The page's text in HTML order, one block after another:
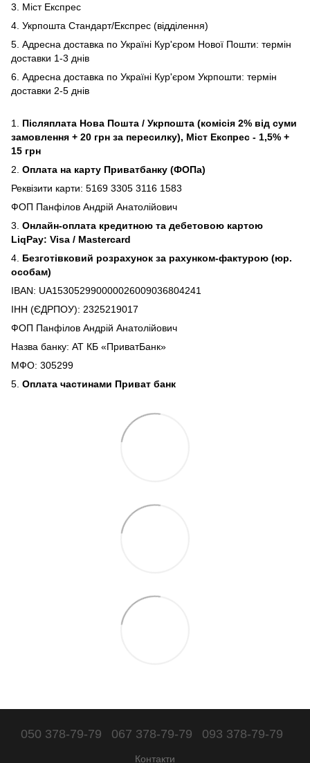
3. Міст Експрес
4. Укрпошта Стандарт/Експрес (відділення)
5. Адресна доставка по Україні Кур'єром Нової Пошти: термін
доставки 1-3 днів
6. Адресна доставка по Україні Кур'єром Укрпошти: термін
доставки 2-5 днів
1. Післяплата Нова Пошта / Укрпошта (комісія 2% від суми
замовлення + 20 грн за пересилку), Міст Експрес - 1,5% +
15 грн
2. Оплата на карту Приватбанку (ФОПа)
Реквізити карти: 5169 3305 3116 1583
ФОП Панфілов Андрій Анатолійович
3. Онлайн-оплата кредитною та дебетовою картою
LiqPay: Visa / Mastercard
4. Безготівковий розрахунок за рахунком-фактурою (юр.
особам)
IBAN: UA153052990000026009036804241
ІНН (ЄДРПОУ): 2325219017
ФОП Панфілов Андрій Анатолійович
Назва банку: АТ КБ «ПриватБанк»
МФО: 305299
5. Оплата частинами Приват банк
050 378-79-79 067 378-79-79 093 378-79-79
Контакти